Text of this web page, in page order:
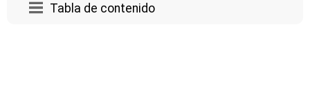
Tabla de contenido